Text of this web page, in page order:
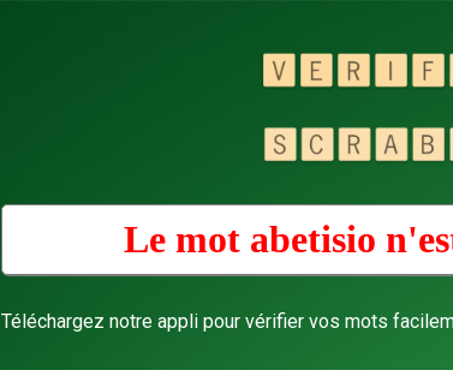
Le mot abetisio
Téléchargez notre appli pour vérifier vos mots